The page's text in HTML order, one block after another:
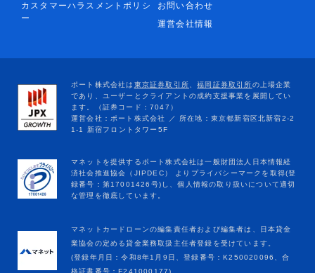
カスタマーハラスメントポリシ
ー
お問い合わせ
運営会社情報
マネットカードローンの編集責任者および編集者は、日本貸金
業協会の定める貸金業務取扱主任者登録を受けています。
(登録年月日：令和8年1月9日、登録番号：K250020096、合
格証書番号：F241000177)